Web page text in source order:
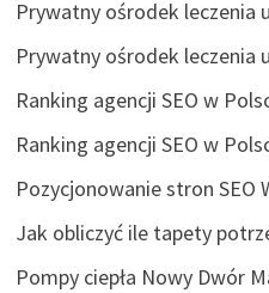
Prywatny ośrodek leczenia
Prywatny ośrodek leczenia
Ranking agencji SEO w
Ranking agencji SEO w
Pozycjonowanie stron SEO
Jak obliczyć ile tapety
Pompy ciepła Nowy Dwór